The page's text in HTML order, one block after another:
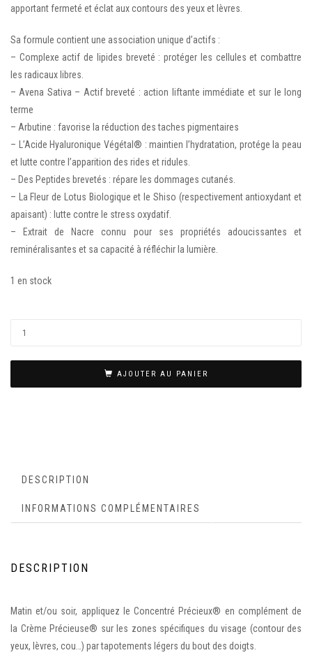
apportant fermeté et éclat aux contours des yeux et lèvres.
Sa formule contient une association unique d’actifs :
– Complexe actif de lipides breveté : protéger les cellules et combattre
les radicaux libres.
– Avena Sativa – Actif breveté : action liftante immédiate et sur le long
terme
– Arbutine : favorise la réduction des taches pigmentaires
– L’Acide Hyaluronique Végétal® : maintien l’hydratation, protége la peau
et lutte contre l’apparition des rides et ridules.
– Des Peptides brevetés : répare les dommages cutanés.
– La Fleur de Lotus Biologique et le Shiso (respectivement antioxydant et
apaisant) : lutte contre le stress oxydatif.
– Extrait de Nacre connu pour ses propriétés adoucissantes et
reminéralisantes et sa capacité à réfléchir la lumière.
1 en stock
AJOUTER AU PANIER
DESCRIPTION
INFORMATIONS COMPLÉMENTAIRES
DESCRIPTION
Matin et/ou soir, appliquez le Concentré Précieux® en complément de
la Crème Précieuse® sur les zones spécifiques du visage (contour des
yeux, lèvres, cou…) par tapotements légers du bout des doigts.